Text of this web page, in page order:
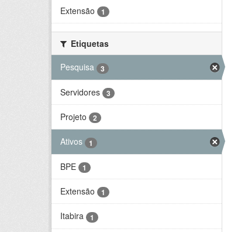
Extensão 1
Etiquetas
Pesquisa
3
Servidores 3
Projeto 2
Ativos 1
BPE 1
Extensão 1
Itabira 1